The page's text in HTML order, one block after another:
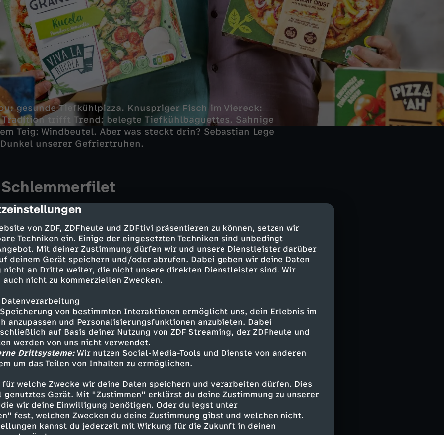
von ZDF, ZDFheute und ZDFtivi präsentieren zu können, setzen wir
Techniken ein. Einige der eingesetzten Techniken sind unbedingt
Mit deiner Zustimmung dürfen wir und unsere Dienstleister darüber
deinem Gerät speichern und/oder abrufen. Dabei geben wir deine Daten
nicht an Dritte weiter, die nicht unsere direkten Dienstleister sind. Wir
nicht zu kommerziellen Zwecken.
von bestimmten Interaktionen ermöglicht uns, dein Erlebnis im
anzupassen und Personalisierungsfunktionen anzubieten. Dabei
auf Basis deiner Nutzung von ZDF Streaming, der ZDFheute und
werden von uns nicht verwendet.
Drittsysteme:Wir nutzen Social-Media-Tools und Dienste von anderen
um das Teilen von Inhalten zu ermöglichen.
für welche Zwecke wir deine Daten speichern und verarbeiten dürfen. Dies
Gerät. Mit "Zustimmen" erklärst du deine Zustimmung zu unserer
wir deine Einwilligung benötigen. Oder du legst unter
fest, welchen Zwecken du deine Zustimmung gibst und welchen nicht.
kannst du jederzeit mit Wirkung für die Zukunft in deinen
gesunde Tiefkühlpizza. Knuspriger Fisch im Viereck:
trifft Trend: belegte Tiefkühlbaguettes. Sahnige
Teig: Windbeutel. Aber was steckt drin? Sebastian Lege
unserer Gefriertruhen.
Tiefkühlklassiker. Wer kennt und liebt sie nicht? Aber ein
Score. Sebastian Lege greift tief in die Zutatenkiste, um
ein grünes A auf der Bewertungsskala zu sichern.
in keiner Discounter-Truhe fehlen: das Schlemmerfilet. Den
hat wahrscheinlich jeder schon mal probiert. Wie
Sebastian Lege. Er zeigt, wie der Fisch zum Viereck wird
Knusperpanade steckt.
Windbeutel
wir als Erstes an Frankreich, Genuss und Tradition. Damit
aus dem Supermarkt aber kaum etwas zu
Fließband und Trickserei. Was genau - und wie die
Geld spart -, erklärt Sebastian Lege.